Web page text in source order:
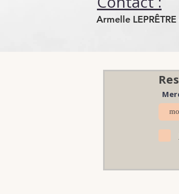
Armelle